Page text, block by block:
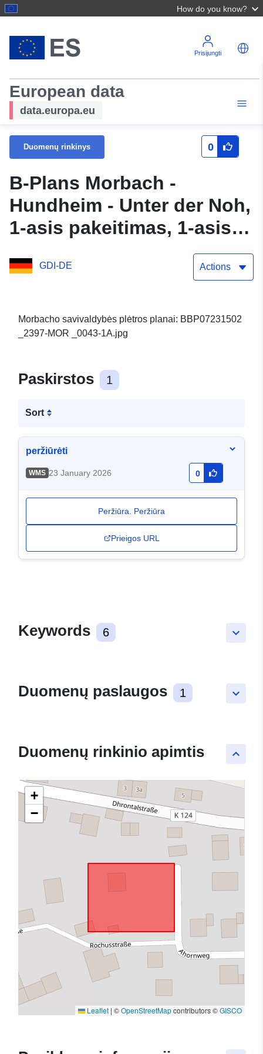
How do you know?
Prisijungti
European data
data.europa.eu
Duomenų rinkinys 0
B-Plans Morbach -
Hundheim - Unter der Noh,
1-asis pakeitimas, 1-asis
GDI-DE Actions
Morbacho savivaldybės plėtros planai: BBP07231502
_2397-MOR _0043-1A.jpg
Paskirstos 1
Sort
peržiūrėti
WMS 23 January 2026 0
Peržiūra. Peržiūra
Prieigos URL
keyboard_arrow_down
Keywords 6
keyboard_arrow_down
Duomenų paslaugos 1
keyboard_arrow_up
Duomenų rinkinio apimtis
+
−
Leaflet | ©OpenStreetMapcontributors ©GISCO